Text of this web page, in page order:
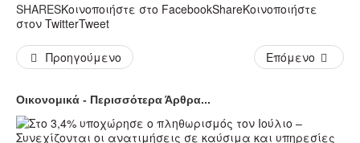
SHARESΚοινοποιήστε στο FacebookShareΚοινοποιήστε
στον TwitterTweet
Προηγούμενο Επόμενο
Οικονομικά - Περισσότερα Άρθρα...